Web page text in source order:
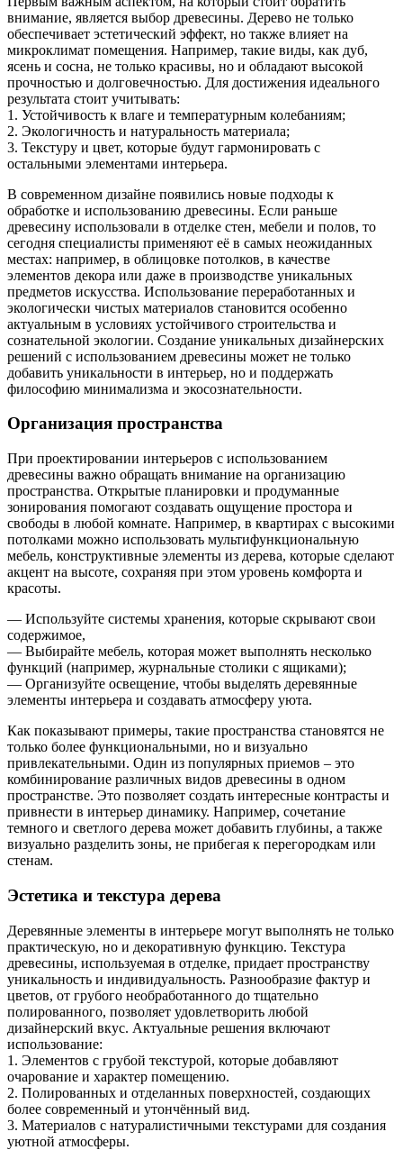
внимание, является выбор древесины. Дерево не только
обеспечивает эстетический эффект, но также влияет на
микроклимат помещения. Например, такие виды, как дуб,
ясень и сосна, не только красивы, но и обладают высокой
прочностью и долговечностью. Для достижения идеального
результата стоит учитывать:
1. Устойчивость к влаге и температурным колебаниям;
2. Экологичность и натуральность материала;
3. Текстуру и цвет, которые будут гармонировать с
остальными элементами интерьера.
В современном дизайне появились новые подходы к
обработке и использованию древесины. Если раньше
древесину использовали в отделке стен, мебели и полов, то
сегодня специалисты применяют её в самых неожиданных
местах: например, в облицовке потолков, в качестве
элементов декора или даже в производстве уникальных
предметов искусства. Использование переработанных и
экологически чистых материалов становится особенно
актуальным в условиях устойчивого строительства и
сознательной экологии. Создание уникальных дизайнерских
решений с использованием древесины может не только
добавить уникальности в интерьер, но и поддержать
философию минимализма и экосознательности.
Организация пространства
При проектировании интерьеров с использованием
древесины важно обращать внимание на организацию
пространства. Открытые планировки и продуманные
зонирования помогают создавать ощущение простора и
свободы в любой комнате. Например, в квартирах с высокими
потолками можно использовать мультифункциональную
мебель, конструктивные элементы из дерева, которые сделают
акцент на высоте, сохраняя при этом уровень комфорта и
красоты.
— Используйте системы хранения, которые скрывают свои
содержимое,
— Выбирайте мебель, которая может выполнять несколько
функций (например, журнальные столики с ящиками);
— Организуйте освещение, чтобы выделять деревянные
элементы интерьера и создавать атмосферу уюта.
Как показывают примеры, такие пространства становятся не
только более функциональными, но и визуально
привлекательными. Один из популярных приемов – это
комбинирование различных видов древесины в одном
пространстве. Это позволяет создать интересные контрасты и
привнести в интерьер динамику. Например, сочетание
темного и светлого дерева может добавить глубины, а также
визуально разделить зоны, не прибегая к перегородкам или
стенам.
Эстетика и текстура дерева
Деревянные элементы в интерьере могут выполнять не только
практическую, но и декоративную функцию. Текстура
древесины, используемая в отделке, придает пространству
уникальность и индивидуальность. Разнообразие фактур и
цветов, от грубого необработанного до тщательно
полированного, позволяет удовлетворить любой
дизайнерский вкус. Актуальные решения включают
использование:
1. Элементов с грубой текстурой, которые добавляют
очарование и характер помещению.
2. Полированных и отделанных поверхностей, создающих
более современный и утончённый вид.
3. Материалов с натуралистичными текстурами для создания
уютной атмосферы.